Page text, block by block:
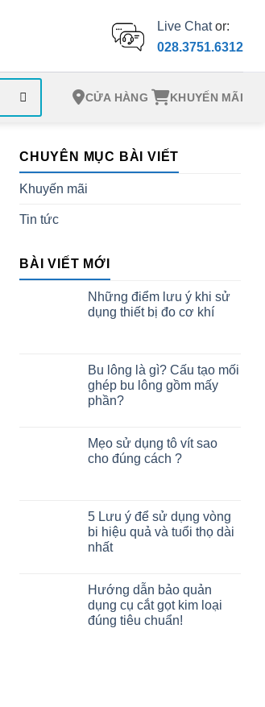
Live Chat or:
028.3751.6312
CỬA HÀNG KHUYẾN MÃI
CHUYÊN MỤC BÀI VIẾT
Khuyến mãi
Tin tức
BÀI VIẾT MỚI
Những điểm lưu ý khi sử
dụng thiết bị đo cơ khí
Bu lông là gì? Cấu tạo mối
ghép bu lông gồm mấy
phần?
Mẹo sử dụng tô vít sao
cho đúng cách ?
5 Lưu ý để sử dụng vòng
bi hiệu quả và tuổi thọ dài
nhất
Hướng dẫn bảo quản
dụng cụ cắt gọt kim loại
đúng tiêu chuẩn!